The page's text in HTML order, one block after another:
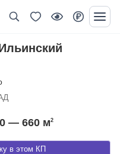
в этом КП
— 660 м2